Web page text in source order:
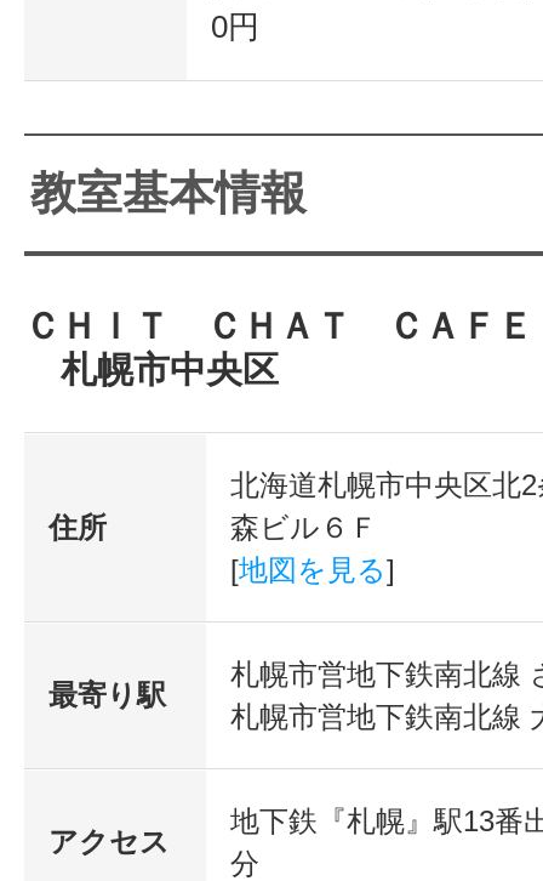
0円
教室基本情報
ＣＨＩＴ ＣＨＡＴ ＣＡＦＥ
札幌市中央区
住所
北海道札幌市中央区
森ビル６Ｆ
[地図を見る]
最寄り駅
札幌市営地下鉄南北線
札幌市営地下鉄南北線
アクセス
地下鉄『札幌』駅13番
分